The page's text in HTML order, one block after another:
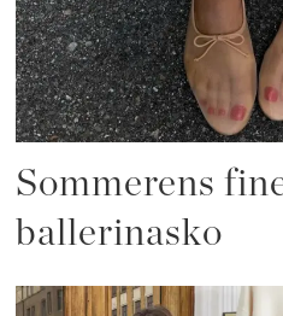
Sommerens
ballerinasko